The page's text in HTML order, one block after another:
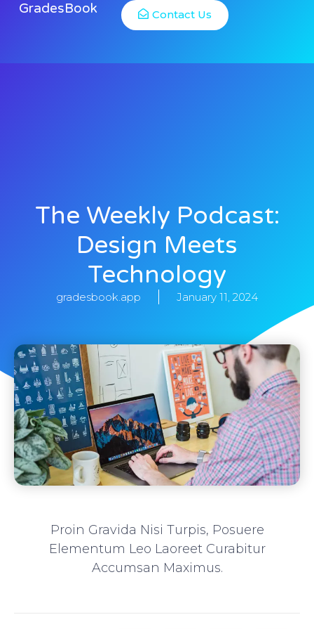
GradesBook Contact Us
The Weekly Podcast:
Design Meets
Technology
gradesbook.app January 11, 2024
Proin Gravida Nisi Turpis, Posuere
Elementum Leo Laoreet Curabitur
Accumsan Maximus.